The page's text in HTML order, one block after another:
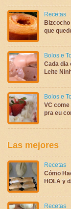
Recetas
Bizcocho
que
Bolos e
Cada dia
Leite
Bolos e
VC
pra eu
Las mejores
Recetas
Cómo
HOLA y
Recetas